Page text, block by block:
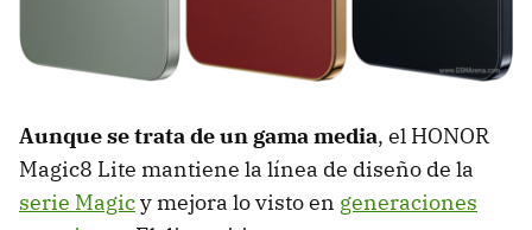
Aunque se trata de un gama media, el HONOR
Magic8 Lite mantiene la línea de diseño de la
serie Magicy mejora lo visto en generaciones